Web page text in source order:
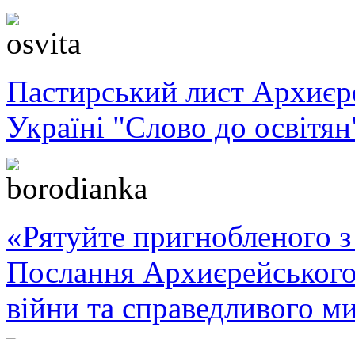
Пастирський лист
Україні "Слово до
«Рятуйте пригнобленого
Послання
війни та справедливого